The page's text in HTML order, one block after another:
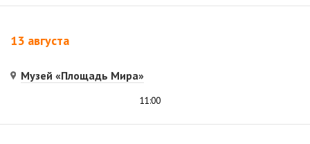
13 августа
Музей «Площадь Мира»
11:00